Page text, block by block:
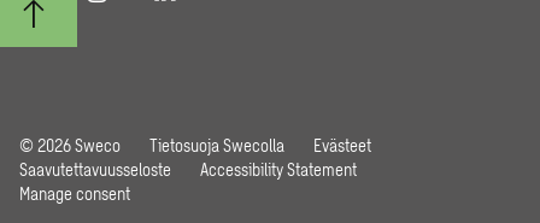
© 2026 Sweco Tietosuoja Swecolla
Evästeet
Saavutettavuusseloste
Accessibility Statement
Manage consent